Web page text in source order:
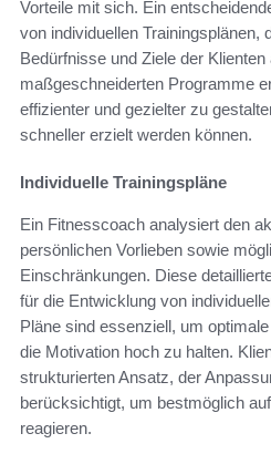
Vorteile mit sich. Ein
von individuellen Trainingsplänen,
Bedürfnisse und Ziele der
maßgeschneiderten Programme
effizienter und gezielter zu
schneller erzielt werden können.
Individuelle Trainingspläne
Ein Fitnesscoach analysiert den
persönlichen Vorlieben sowie
Einschränkungen. Diese
für die Entwicklung von
Pläne sind essenziell, um
die Motivation hoch zu halten.
strukturierten Ansatz, der
berücksichtigt, um bestmöglich
reagieren.